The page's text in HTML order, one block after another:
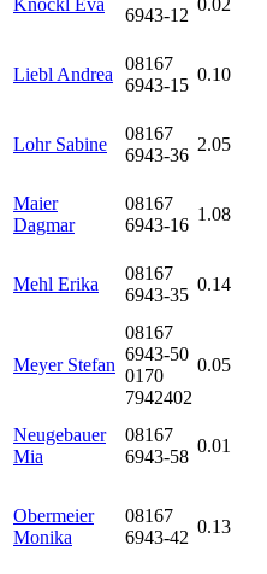
Knöckl Eva
6943-12
0.02
Liebl Andrea
08167
6943-15
0.10
Lohr Sabine
08167
6943-36
2.05
Maier
Dagmar
08167
6943-16
1.08
Mehl Erika
08167
6943-35
0.14
Meyer Stefan
08167
6943-50
0170
7942402
0.05
Neugebauer
Mia
08167
6943-58
0.01
Obermeier
Monika
08167
6943-42
0.13